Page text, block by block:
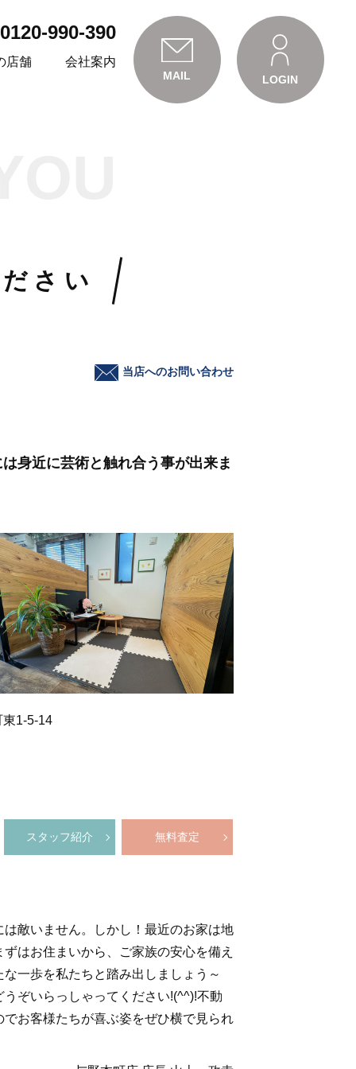
店舗 会社案内
0120-990-390
MAIL LOGIN
さい
当店へのお問い合わせ
身近に芸術と触れ合う事が出来ま
1-5-14
スタッフ紹介 無料査定
敵いません。しかし！最近のお家は地
はお住まいから、ご家族の安心を備え
一歩を私たちと踏み出しましょう～
ぞいらっしゃってください!(^^)!不動
お客様たちが喜ぶ姿をぜひ横で見られ